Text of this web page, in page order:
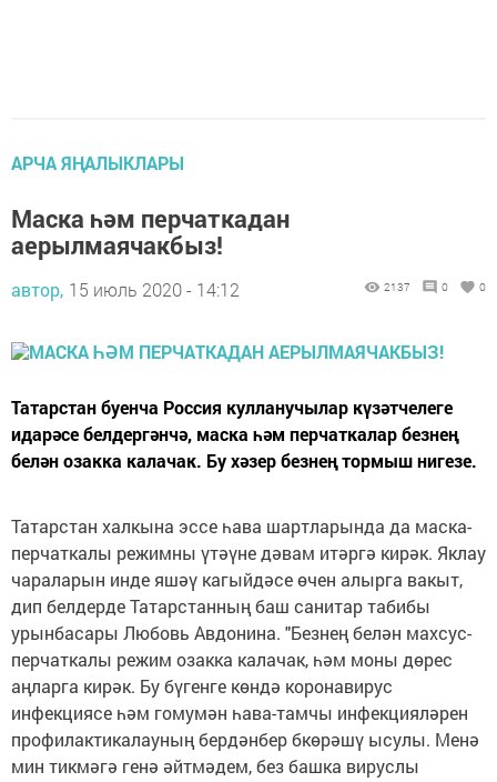
АРЧА ЯҢАЛЫКЛАРЫ
Маска һәм перчаткадан
аерылмаячакбыз!
автор, 15 июль 2020 - 14:12 2137 0 0
Татарстан буенча Россия кулланучылар күзәтчелеге
идарәсе белдергәнчә, маска һәм перчаткалар безнең
белән озакка калачак. Бу хәзер безнең тормыш нигезе.
Татарстан халкына эссе һава шартларында да маска-
перчаткалы режимны үтәүне дәвам итәргә кирәк. Яклау
чараларын инде яшәү кагыйдәсе өчен алырга вакыт,
дип белдерде Татарстанның баш санитар табибы
урынбасары Любовь Авдонина. "Безнең белән махсус-
перчаткалы режим озакка калачак, һәм моны дөрес
аңларга кирәк. Бу бүгенге көндә коронавирус
инфекциясе һәм гомумән һава-тамчы инфекцияләрен
профилактикалауның бердәнбер бкөрәшү ысулы. Менә
мин тикмәгә генә әйтмәдем, без башка вируслы